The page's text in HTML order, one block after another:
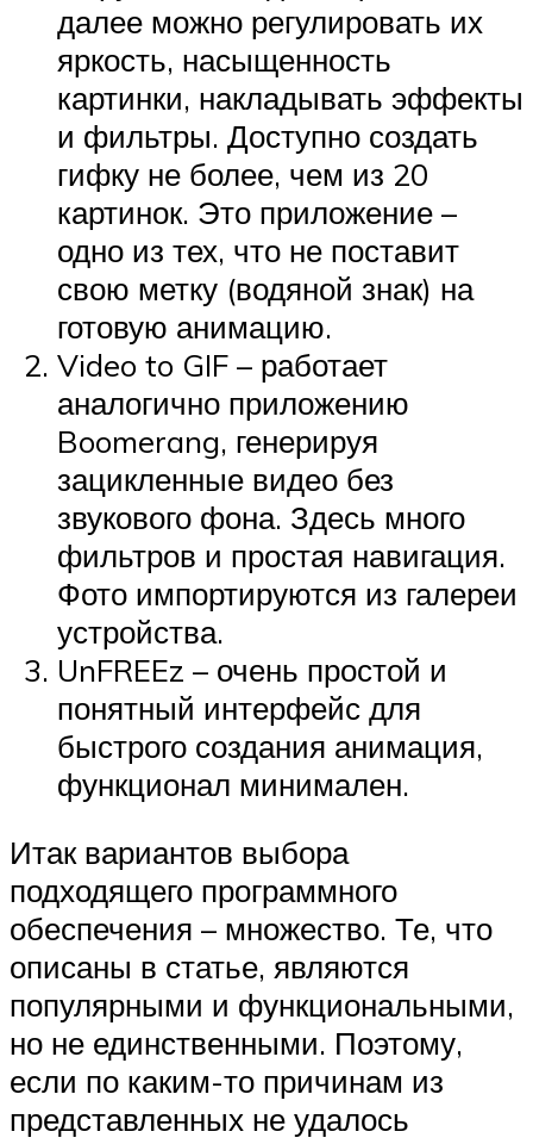
далее можно регулировать их
яркость, насыщенность
картинки, накладывать эффекты
и фильтры. Доступно создать
гифку не более, чем из 20
картинок. Это приложение –
одно из тех, что не поставит
свою метку (водяной знак) на
готовую анимацию.
Video to GIF – работает
аналогично приложению
Boomerang, генерируя
зацикленные видео без
звукового фона. Здесь много
фильтров и простая навигация.
Фото импортируются из галереи
устройства.
UnFREEz – очень простой и
понятный интерфейс для
быстрого создания анимация,
функционал минимален.
Итак вариантов выбора
подходящего программного
обеспечения – множество. Те, что
описаны в статье, являются
популярными и функциональными,
но не единственными. Поэтому,
если по каким-то причинам из
представленных не удалось